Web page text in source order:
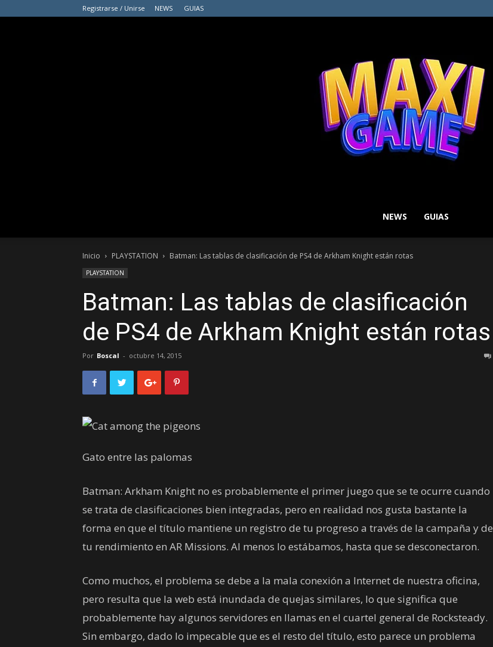
Registrarse / Unirse NEWS GUIAS
GAME
NEWS GUIAS
Inicio PLAYSTATION Batman: Las tablas de clasificación de PS4 de Arkham Knight están rotas
PLAYSTATION
Batman: Las tablas de clasificación
de PS4 de Arkham Knight están rotas
Por Boscal - octubre 14, 2015
Gato entre las palomas
Batman: Arkham Knight no es probablemente el primer juego que se te ocurre cuando
se trata de clasificaciones bien integradas, pero en realidad nos gusta bastante la
forma en que el título mantiene un registro de tu progreso a través de la campaña y de
tu rendimiento en AR Missions. Al menos lo estábamos, hasta que se desconectaron.
Como muchos, el problema se debe a la mala conexión a Internet de nuestra oficina,
pero resulta que la web está inundada de quejas similares, lo que significa que
probablemente hay algunos servidores en llamas en el cuartel general de Rocksteady.
Sin embargo, dado lo impecable que es el resto del título, esto parece un problema